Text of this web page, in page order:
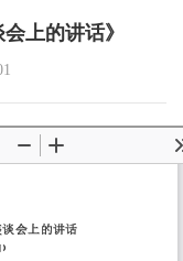
上的讲话》